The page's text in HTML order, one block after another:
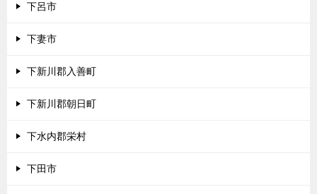
下呂市
下妻市
下新川郡入善町
下新川郡朝日町
下水内郡栄村
下田市